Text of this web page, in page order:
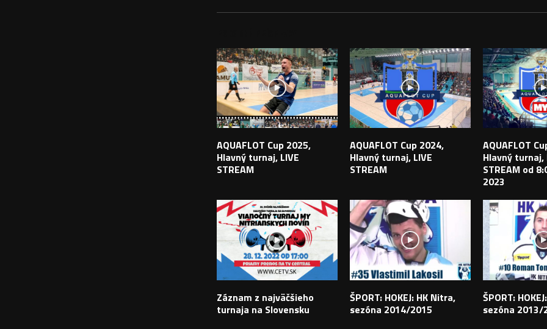
AQUAFLOT Cup 2025,
Hlavný turnaj, LIVE
STREAM
AQUAFLOT Cup 2024,
Hlavný turnaj, LIVE
STREAM
AQUAFLOT
Hlavný turnaj,
STREAM od
2023
Záznam z najväčšieho
turnaja na Slovensku
ŠPORT: HOKEJ: HK Nitra,
sezóna 2014/2015
ŠPORT:
sezóna 2013/